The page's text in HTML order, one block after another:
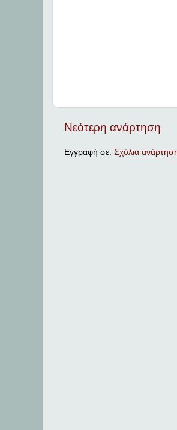
Νεότερη ανάρτηση
Εγγραφή σε: Σχόλια